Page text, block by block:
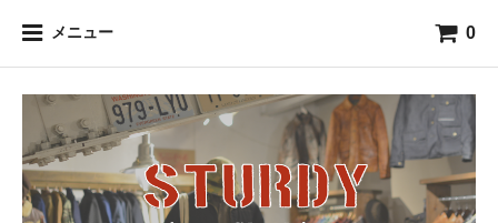
メニュー 0